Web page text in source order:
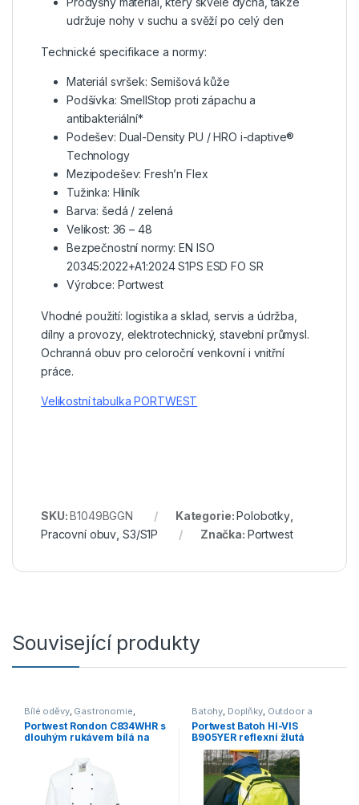
udržuje nohy v suchu a svěží po celý den
Technické specifikace a normy:
Materiál svršek: Semišová kůže
Podšívka: SmellStop proti zápachu a
antibakteriální*
Podešev: Dual-Density PU / HRO i-daptive®
Technology
Mezipodešev: Fresh’n Flex
Tužinka: Hliník
Barva: šedá / zelená
Velikost: 36 – 48
Bezpečnostní normy: EN ISO
20345:2022+A1:2024 S1PS ESD FO SR
Výrobce: Portwest
Vhodné použití: logistika a sklad, servis a údržba,
dílny a provozy, elektrotechnický, stavební průmysl.
Ochranná obuv pro celoroční venkovní i vnitřní
práce.
Velikostní tabulka PORTWEST
SKU:B1049BGGN Kategorie:Polobotky
Pracovní obuv S3/S1P Značka: Portwest
Související produkty
Bílé oděvy, Gastronomie,
Pracovní oděvy
Portwest Rondon C834WHR s
dlouhým rukávem bílá na
Batohy, Doplňky, Outdoor a
volný čas
Portwest Batoh HI-VIS
B905YER reflexní žlutá